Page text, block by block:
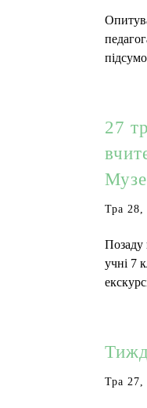
27
Тра 28,
Позаду
учні 7
Тра 27,